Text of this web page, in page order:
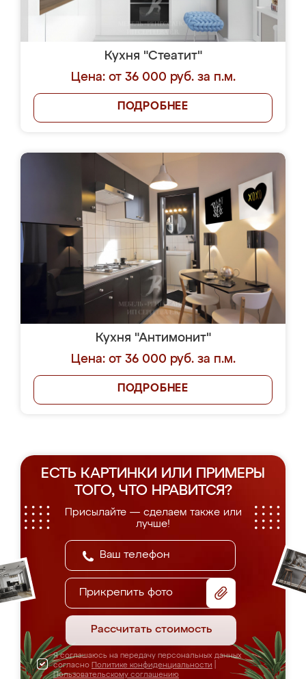
Кухня "Стеатит"
Цена: от 36 000 руб. за п.м.
ПОДРОБНЕЕ
Кухня "Антимонит"
Цена: от 36 000 руб. за п.м.
ПОДРОБНЕЕ
ЕСТЬ КАРТИНКИ ИЛИ ПРИМЕРЫ
ТОГО, ЧТО НРАВИТСЯ?
Присылайте — сделаем также или
лучше!
Прикрепить фото
Рассчитать стоимость
Я соглашаюсь на передачу персональных данных
согласно Политике конфиденциальности
Пользовательскому соглашению